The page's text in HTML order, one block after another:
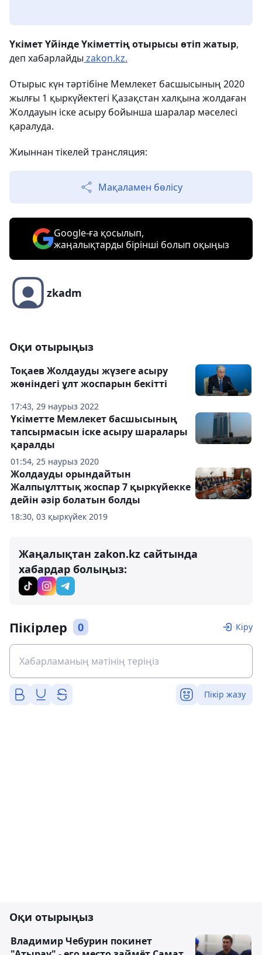
Үкімет Үйінде Үкіметтің отырысы өтіп жатыр,
деп хабарлайды zakon.kz.
Отырыс күн тәртібіне Мемлекет басшысының 2020
жылғы 1 қыркүйектегі Қазақстан халқына жолдаған
Жолдауын іске асыру бойынша шаралар мәселесі
қаралуда.
Жиыннан тікелей трансляция:
Мақаламен бөлісу
Google-ға қосылып,
жаңалықтарды бірінші болып оқыңыз
zkadm
Оқи отырыңыз
17:43, 29 наурыз 2022
Тоқаев Жолдауды жүзеге асыру
жөніндегі ұлт жоспарын бекітті
01:54, 25 наурыз 2020
Үкіметте Мемлекет басшысының
тапсырмасын іске асыру шаралары
қаралды
18:30, 03 қыркүйек 2019
Жолдауды орындайтын
Жалпыұлттық жоспар 7 қыркүйекке
дейін әзір болатын болды
Жаңалықтан zakon.kz сайтында
хабардар болыңыз:
Пікірлер 0 Кіру
Пікір жазу
Оқи отырыңыз
Владимир Чебурин покинет